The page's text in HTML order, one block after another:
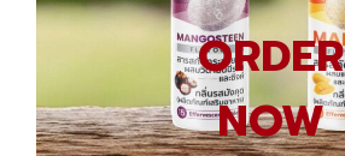
ORDER
NOW